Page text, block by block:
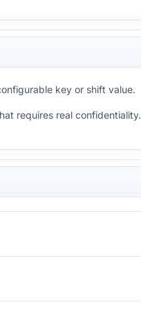
key or shift value.
requires real confidentiality.